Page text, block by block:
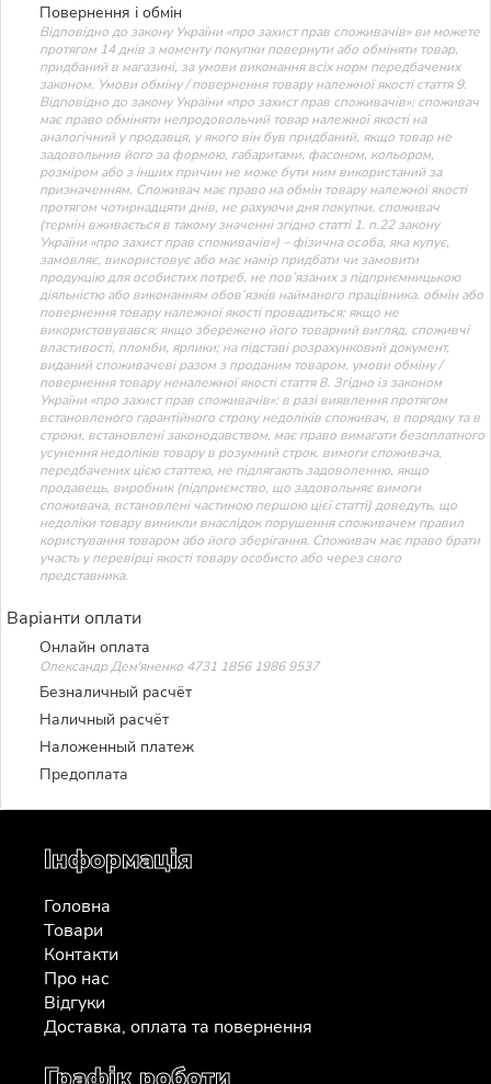
Повернення і обмін
Відповідно до закону України «про захист прав споживачів» ви можете
протягом 14 днів з моменту покупки повернути або обміняти товар,
придбаний в магазині, за умови виконання всіх норм передбачених
законом. Умови обміну / повернення товару належної якості стаття 9.
Відповідно до закону України «про захист прав споживачів»: споживач
має право обміняти непродовольчий товар належної якості на
аналогічний у продавця, у якого він був придбаний, якщо товар не
задовольнив його за формою, габаритами, фасоном, кольором,
розміром або з інших причин не може бути ним використаний за
призначенням. Споживач має право на обмін товару належної якості
протягом чотирнадцяти днів, не рахуючи дня покупки. споживач
(термін вживається в такому значенні згідно статті 1. п.22 закону
України «про захист прав споживачів») – фізична особа, яка купує,
замовляє, використовує або має намір придбати чи замовити
продукцію для особистих потреб, не пов’язаних з підприємницькою
діяльністю або виконанням обов’язків найманого працівника. обмін або
повернення товару належної якості провадиться: якщо не
використовувався; якщо збережено його товарний вигляд, споживчі
властивості, пломби, ярлики; на підставі розрахунковий документ,
виданий споживачеві разом з проданим товаром. умови обміну /
повернення товару неналежної якості стаття 8. Згідно із законом
України «про захист прав споживачів»: в разі виявлення протягом
встановленого гарантійного строку недоліків споживач, в порядку та в
строки, встановлені законодавством, має право вимагати безоплатного
усунення недоліків товару в розумний строк. вимоги споживача,
передбачених цією статтею, не підлягають задоволенню, якщо
продавець, виробник (підприємство, що задовольняє вимоги
споживача, встановлені частиною першою цієї статті) доведуть, що
недоліки товару виникли внаслідок порушення споживачем правил
користування товаром або його зберігання. Споживач має право брати
участь у перевірці якості товару особисто або через свого
представника.
Варіанти оплати
Онлайн оплата
Олександр Дем'яненко 4731 1856 1986 9537
Безналичный расчёт
Наличный расчёт
Наложенный платеж
Предоплата
Інформація
Головна
Товари
Контакти
Про нас
Відгуки
Доставка, оплата та повернення